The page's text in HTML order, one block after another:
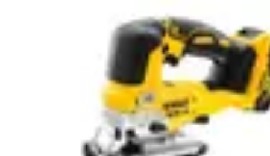
Éclairage ExtérieurConseils